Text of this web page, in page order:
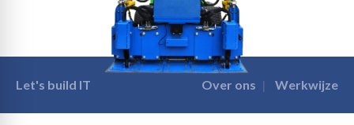
Let's build IT Over ons Werkwijze